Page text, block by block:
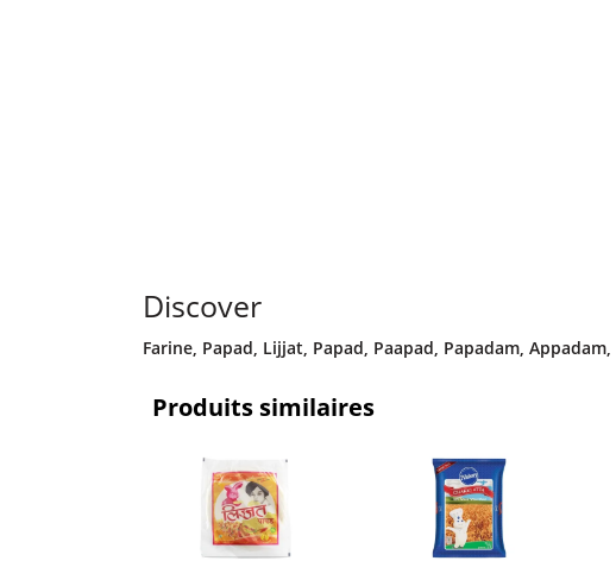
Discover
Farine, Papad, Lijjat, Papad, Paapad, Papadam, Appadam,
Produits similaires